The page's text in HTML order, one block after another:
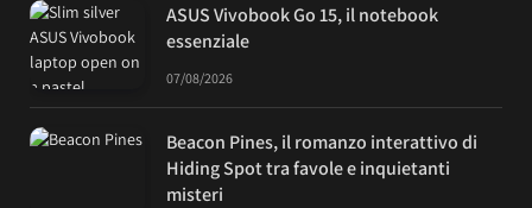
ASUS Vivobook Go 15, il notebook
essenziale
07/08/2026
Beacon Pines, il romanzo interattivo di
Hiding Spot tra favole e inquietanti
misteri